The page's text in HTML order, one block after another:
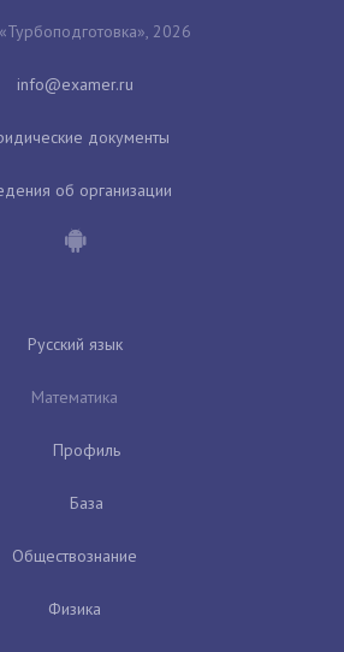
2026
документы
об организации
Русский язык
Математика
Профиль
База
Обществознание
Физика